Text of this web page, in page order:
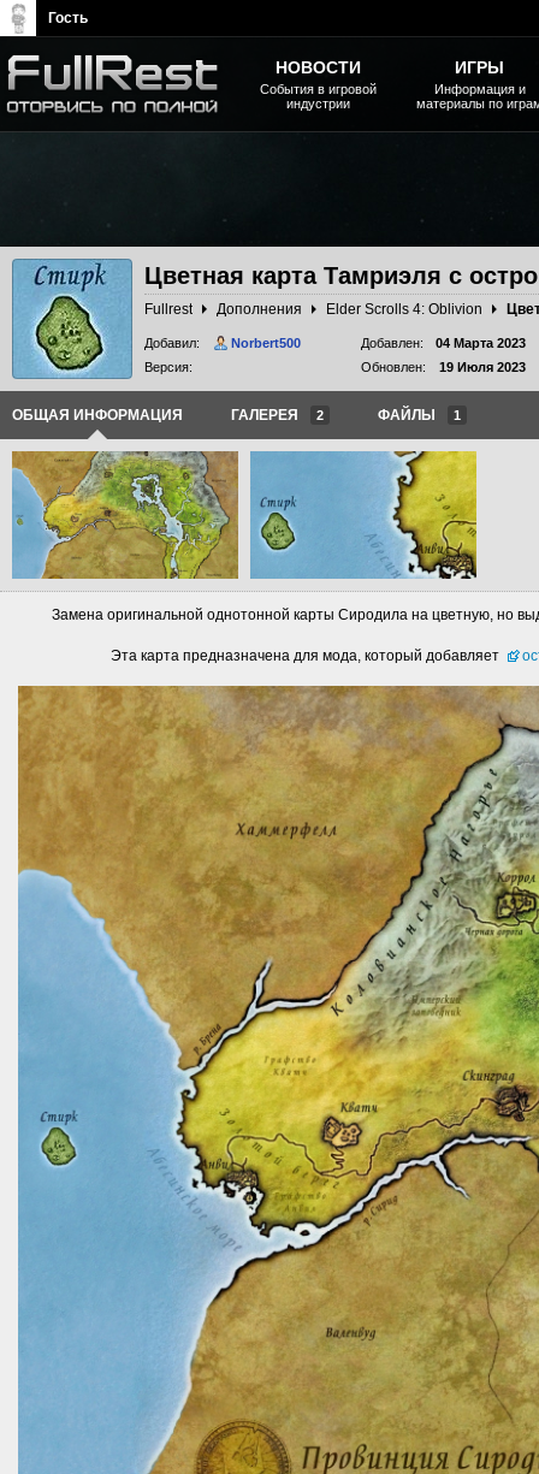
Цветная карта Тамриэля с
Fullrest Дополнения Elder Scrolls 4: Oblivion
Добавил:
Norbert500
Версия:
Добавлен:
04 Марта 2023
Обновлен:
19 Июля 2023
ОБЩАЯ ИНФОРМАЦИЯ ГАЛЕРЕЯ 2 ФАЙЛЫ 1
Замена оригинальной однотонной карты Сиродила на цветную, но
Эта карта предназначена для мода, который добавляет
НОВОСТИ
События в игровой
индустрии
ИГРЫ
Информация и
материалы по
Гость